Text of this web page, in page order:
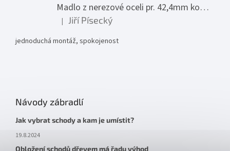
Madlo z nerezové oceli pr. 42,4mm komplet - model 0116 - 3000mm
Hodnocení produktu je 5 z 5 hvězdiček.
| Jiří Písecký
jednoduchá montáž, spokojenost
Návody zábradlí
Jak vybrat schody a kam je umístit?
19.8.2024
Obložení schodů dřevem má řadu výhod